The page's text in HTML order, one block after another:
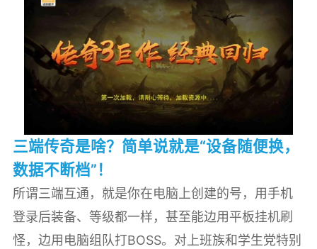
三端传奇是啥？简单说就是“设备随便换，
数据不断档”！
所谓三端互通，就是你在电脑上创建的号，用手机
登录后装备、等级都一样，甚至能边用平板挂机刷
怪，边用电脑组队打BOSS。对上班族和学生党特别